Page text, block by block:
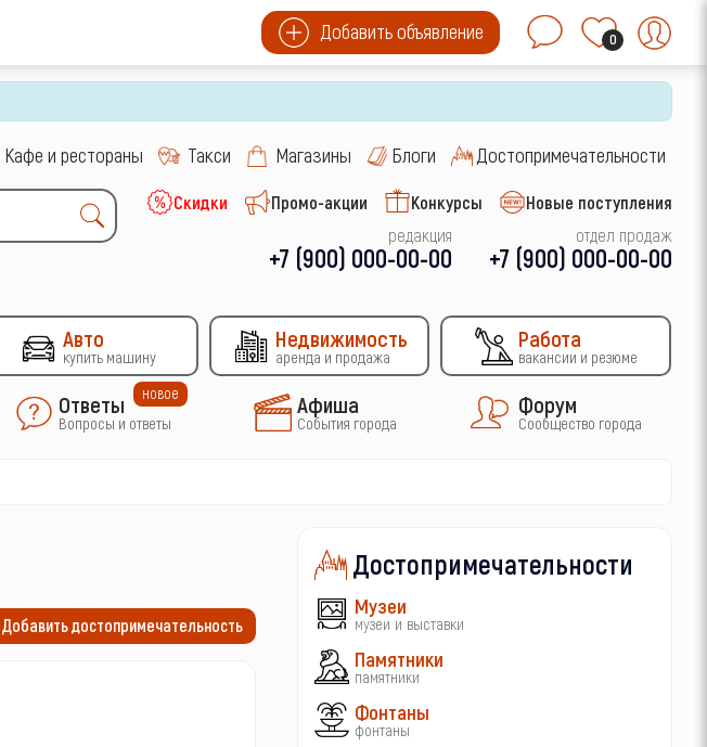
Добавить объявление 0
Кафе и рестораны Такси Магазины Блоги Достопримечательности
Скидки Промо-акции Конкурсы
Новые поступления
редакция
+7 (900) 000-00-00
отдел продаж
+7 (900) 000-00-00
Авто
купить машину
Недвижимость
аренда и продажа
Работа
вакансии и резюме
Ответы
Вопросы и ответы
новое Афиша
События города
Форум
Сообщество города
Добавить достопримечательность
Достопримечательности
Музеи
музеи и выставки
Памятники
памятники
Фонтаны
фонтаны